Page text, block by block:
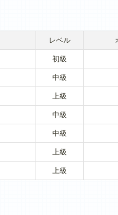
レベル
初級
中級
上級
中級
中級
上級
上級